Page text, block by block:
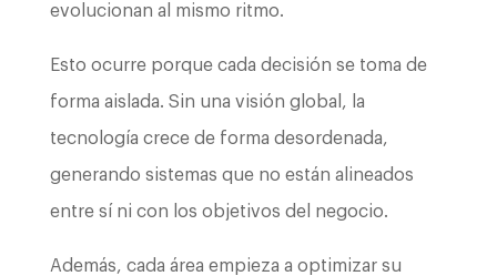
evolucionan al mismo ritmo.
Esto ocurre porque cada decisión se toma de
forma aislada. Sin una visión global, la
tecnología crece de forma desordenada,
generando sistemas que no están alineados
entre sí ni con los objetivos del negocio.
Además, cada área empieza a optimizar su